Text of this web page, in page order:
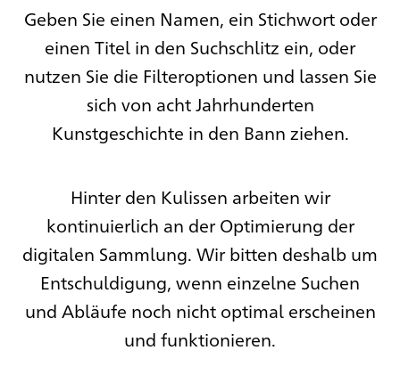
Geben Sie einen Namen, ein Stichwort oder
einen Titel in den Suchschlitz ein, oder
nutzen Sie die Filteroptionen und lassen Sie
sich von acht Jahrhunderten
Kunstgeschichte in den Bann ziehen.
Hinter den Kulissen arbeiten wir
kontinuierlich an der Optimierung der
digitalen Sammlung. Wir bitten deshalb um
Entschuldigung, wenn einzelne Suchen
und Abläufe noch nicht optimal erscheinen
und funktionieren.